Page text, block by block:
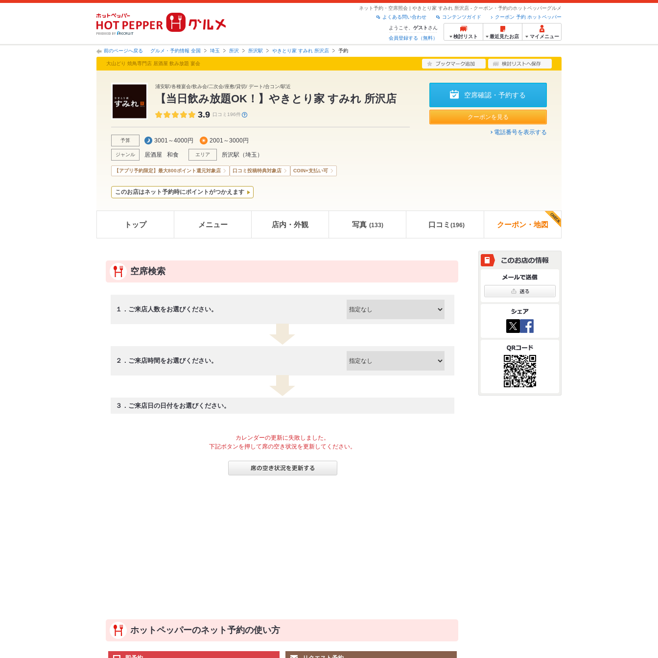
ネット予約・空席照会 | やきとり家 すみれ 所沢店 - クーポン・予約のホットペッパーグルメ
クーポン 予約 ホットペッパー
コンテンツガイド
よくある問い合わせ
ようこそ、 ゲスト さん
会員登録する（無料）
検討リスト 最近見たお店 マイメニュー
前のページへ戻る グルメ・予約情報 全国 埼玉 所沢 所沢駅 やきとり家 すみれ 所沢店 予約
大山どり 焼鳥専門店 居酒屋 飲み放題 宴会
浦安駅/各種宴会/飲み会/二次会/座敷/貸切/ デート/合コン/駅近
【当日飲み放題OK！】やきとり家 すみれ 所沢店
3.9 口コミ196件
予算 3001～4000円 2001～3000円
ジャンル 居酒屋 和食 エリア 所沢駅 （埼玉 ）
空席確認・予約する
クーポンを見る
電話番号を表示する
【アプリ予約限定】最大800ポイント還元対象店 口コミ投稿特典対象店 COIN+支払い可
このお店はネット予約時にポイントがつかえます
トップ メニュー 店内・外観 写真 (133) 口コミ (196) クーポン・地図
空席検索
１．ご来店人数をお選びください。
２．ご来店時間をお選びください。
３．ご来店日の日付をお選びください。
カレンダーの更新に失敗しました。
下記ボタンを押して席の空き状況を更新してください。
ホットペッパーのネット予約の使い方